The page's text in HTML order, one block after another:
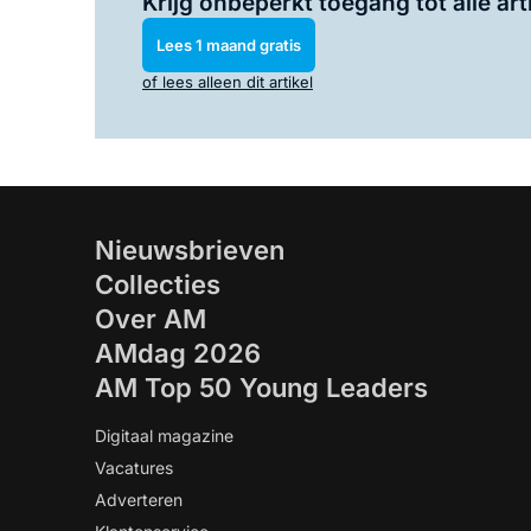
Lees 1 maand gratis
of lees alleen dit artikel
Nieuwsbrieven
Collecties
Over AM
AMdag 2026
AM Top 50 Young Leaders
Digitaal magazine
Vacatures
Adverteren